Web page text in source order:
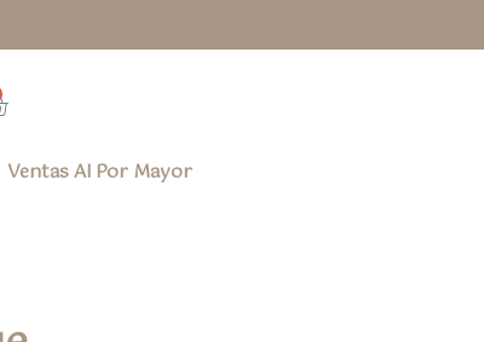
Ventas Al Por Mayor